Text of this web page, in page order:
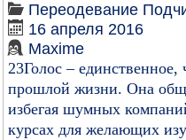
Переодевание
16 апреля 2016
Maxime
23Голос – единственное,
прошлой жизни. Она
избегая шумных
курсах для желающих